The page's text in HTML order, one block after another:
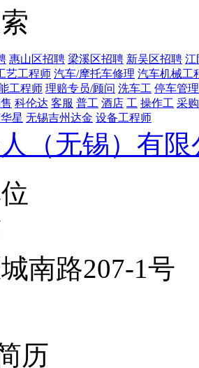
惠山区招聘 梁溪区招聘 新吴区招聘 江
艺工程师 汽车/摩托车修理 汽车机械工
工程师 理赔专员/顾问 洗车工 停车管
科伦达 客服 普工 酒店 工 操作工 采购
星 无锡吉州达金 设备工程师
（无锡）有限
南路207-1号
历